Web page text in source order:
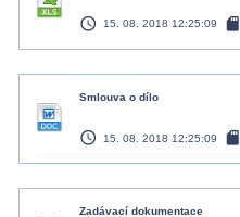
access_time 15. 08. 2018 12:25:09 sd_card
Smlouva o dílo
access_time 15. 08. 2018 12:25:09 sd_card
Zadávací dokumentace